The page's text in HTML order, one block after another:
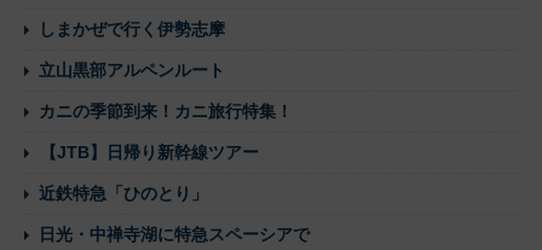
しまかぜで行く伊勢志摩
立山黒部アルペンルート
カニの季節到来！カニ旅行特集！
【JTB】日帰り新幹線ツアー
近鉄特急「ひのとり」
日光・中禅寺湖に特急スペーシアで